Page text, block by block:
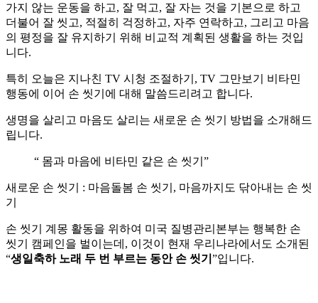
가지 않는 운동을 하고, 잘 먹고, 잘 자는 것을 기본으로 하고
더불어 잘 씻고, 적절히 걱정하고, 자주 연락하고, 그리고 마음
의 평정을 잘 유지하기 위해 비교적 계획된 생활을 하는 것입
니다.
특히 오늘은 지나친 TV 시청 조절하기, TV 그만보기 비타민
행동에 이어 손 씻기에 대해 말씀드리려고 합니다.
생명을 살리고 마음도 살리는 새로운 손 씻기 방법을 소개해드
립니다.
“ 몸과 마음에 비타민 같은 손 씻기”
새로운 손 씻기 : 마음돌봄 손 씻기, 마음까지도 닦아내는 손 씻
기
손 씻기 계몽 활동을 위하여 미국 질병관리본부는 행복한 손
씻기 캠페인을 벌이는데, 이것이 현재 우리나라에서도 소개된
“생일축하 노래 두 번 부르는 동안 손 씻기 ”입니다.